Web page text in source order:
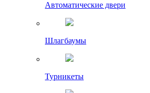
Автоматические двери
Шлагбаумы
Турникеты